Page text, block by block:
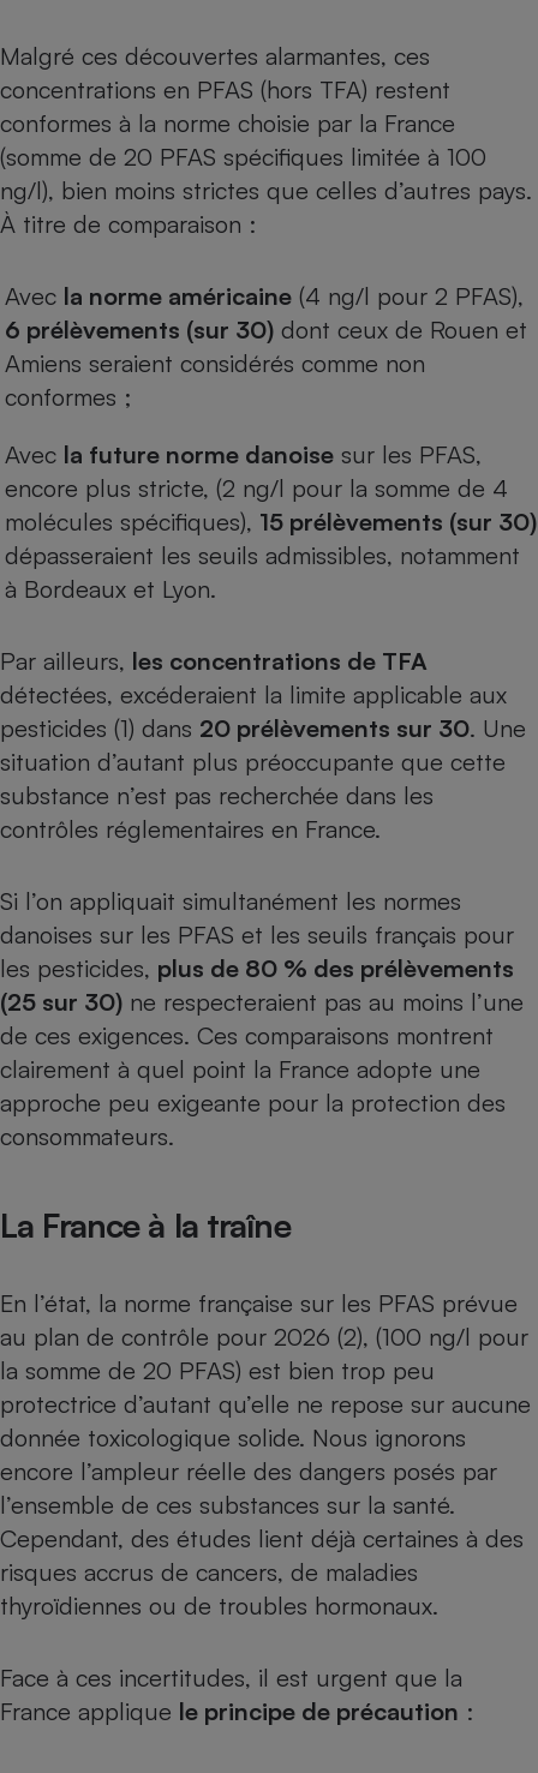
Malgré ces découvertes alarmantes, ces
concentrations en PFAS (hors TFA) restent
conformes à la norme choisie par la France
(somme de 20 PFAS spécifiques limitée à 100
ng/l), bien moins strictes que celles d’autres pays.
À titre de comparaison :
Avec la norme américaine (4 ng/l pour 2 PFAS),
6 prélèvements (sur 30) dont ceux de Rouen et
Amiens seraient considérés comme non
conformes ;
Avec la future norme danoise sur les PFAS,
encore plus stricte, (2 ng/l pour la somme de 4
molécules spécifiques), 15 prélèvements (sur 30)
dépasseraient les seuils admissibles, notamment
à Bordeaux et Lyon.
Par ailleurs, les concentrations de TFA
détectées, excéderaient la limite applicable aux
pesticides (1) dans 20 prélèvements sur 30. Une
situation d’autant plus préoccupante que cette
substance n’est pas recherchée dans les
contrôles réglementaires en France.
Si l’on appliquait simultanément les normes
danoises sur les PFAS et les seuils français pour
les pesticides, plus de 80 % des prélèvements
(25 sur 30) ne respecteraient pas au moins l’une
de ces exigences. Ces comparaisons montrent
clairement à quel point la France adopte une
approche peu exigeante pour la protection des
consommateurs.
La France à la traîne
En l’état, la norme française sur les PFAS prévue
au plan de contrôle pour 2026 (2), (100 ng/l pour
la somme de 20 PFAS) est bien trop peu
protectrice d’autant qu’elle ne repose sur aucune
donnée toxicologique solide. Nous ignorons
encore l’ampleur réelle des dangers posés par
l’ensemble de ces substances sur la santé.
Cependant, des études lient déjà certaines à des
risques accrus de cancers, de maladies
thyroïdiennes ou de troubles hormonaux.
Face à ces incertitudes, il est urgent que la
France applique le principe de précaution :
Cafetière à expressos
Robot ménager